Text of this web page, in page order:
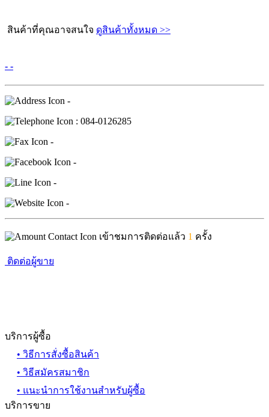
สินค้าที่คุณอาจสนใจ ดูสินค้าทั้งหมด >>
- -
-
: 084-0126285
-
-
-
-
เข้าชมการติดต่อแล้ว 1 ครั้ง
ติดต่อผู้ขาย
บริการผู้ซื้อ
• วิธีการสั่งซื้อสินค้า
• วิธีสมัครสมาชิก
• แนะนำการใช้งานสำหรับผู้ซื้อ
บริการขาย